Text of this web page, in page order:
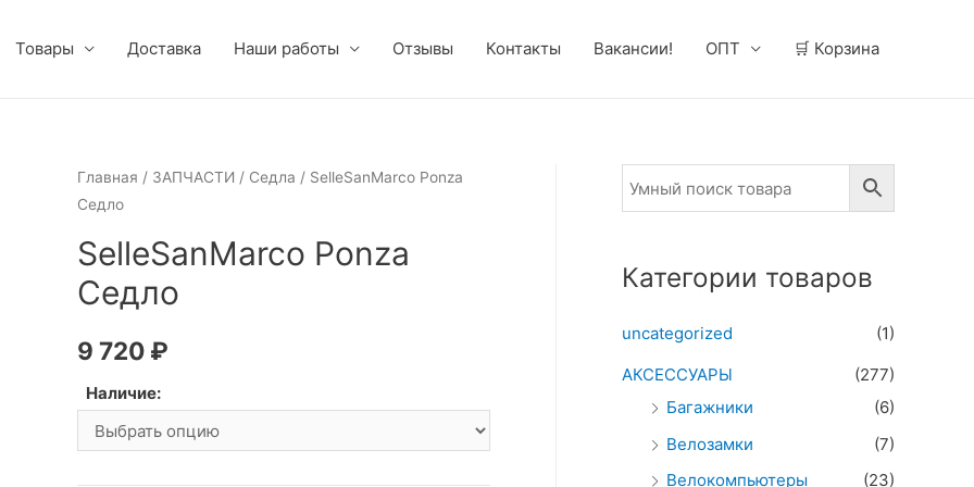
Товары Доставка Наши работы Отзывы Контакты Вакансии! ОПТ 🛒 Корзина
Главная / ЗАПЧАСТИ / Седла / SelleSanMarco Ponza
Седло
SelleSanMarco Ponza
Седло
9 720 ₽
Наличие:
Категории товаров
uncategorized
(1)
АКСЕССУАРЫ
(277)
Багажники
(6)
Велозамки
(7)
Велокомпьютеры
(23)